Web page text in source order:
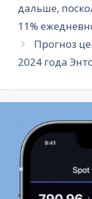
дальше,
11%
Прогноз
2024 года